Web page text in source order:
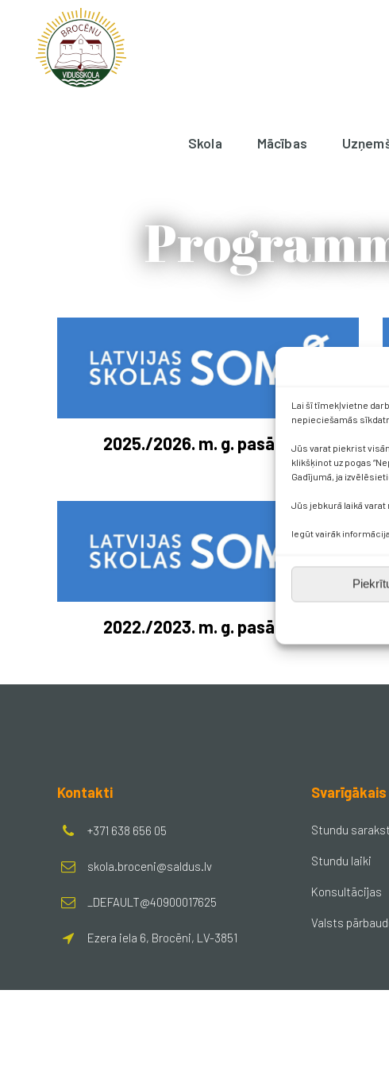
Lai šī tīmekļvietne
nepieciešamās
Jūs varat piekrist
klikšķinot uz pogas
Gadījumā, ja
Jūs jebkurā laikā
Iegūt vairāk
Skola Mācības
2025./2026. m. g. pasākumi
2022./2023. m. g. pasākumi
Kontakti
+371 638 656 05
skola.broceni@saldus.lv
_DEFAULT@40900017625
Ezera iela 6, Brocēni, LV-3851
Stundu
Stundu laiki
Konsultācijas
Valsts